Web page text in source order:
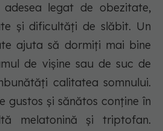
legat de obezitate,
și dificultăți de slăbit. Un
ajuta să dormiți mai bine
de vișine sau de suc de
calitatea somnului.
gustos și sănătos conține în
melatonină și triptofan.